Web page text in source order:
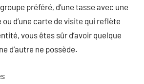
préféré, d’une tasse avec une
d’une carte de visite qui reflète
vous êtes sûr d’avoir quelque
d’autre ne possède.